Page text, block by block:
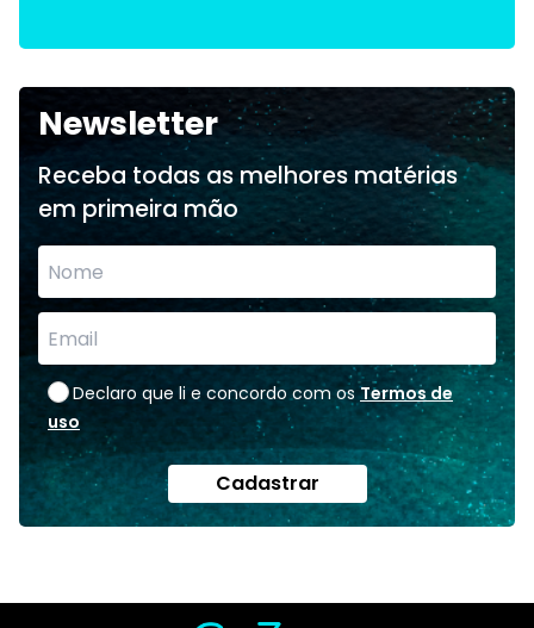
Newsletter
Receba todas as melhores matérias
em primeira mão
Declaro que li e concordo com os Termos de
uso
Cadastrar